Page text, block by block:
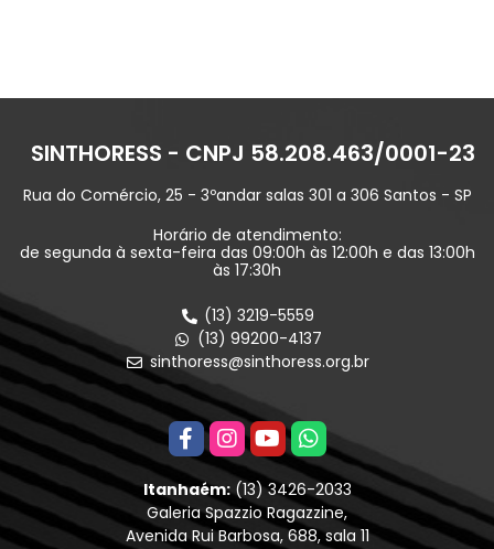
SINTHORESS - CNPJ 58.208.463/0001-23
Rua do Comércio, 25 - 3ºandar salas 301 a 306 Santos - SP
Horário de atendimento:
de segunda à sexta-feira das 09:00h às 12:00h e das 13:00h
às 17:30h
(13) 3219-5559
(13) 99200-4137
sinthoress@sinthoress.org.br
Itanhaém:(13) 3426-2033
Galeria Spazzio Ragazzine,
Avenida Rui Barbosa, 688, sala 11